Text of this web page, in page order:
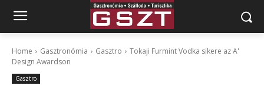
Home Gasztronómia Gasztro
Tokaji Furmint Vodka sikere az A'
Design Awardson
Gasztro